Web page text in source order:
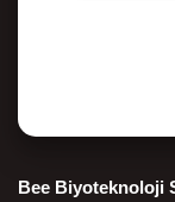
Bee Biyoteknoloji